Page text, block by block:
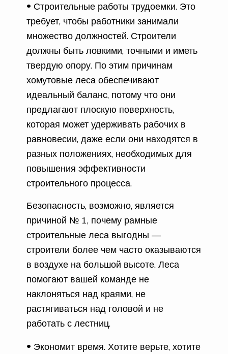
Строительные работы трудоемки. Это
требует, чтобы работники занимали
множество должностей. Строители
должны быть ловкими, точными и иметь
твердую опору. По этим причинам
хомутовые леса обеспечивают
идеальный баланс, потому что они
предлагают плоскую поверхность,
которая может удерживать рабочих в
равновесии, даже если они находятся в
разных положениях, необходимых для
повышения эффективности
строительного процесса.
Безопасность, возможно, является
причиной № 1, почему рамные
строительные леса выгодны —
строители более чем часто оказываются
в воздухе на большой высоте. Леса
помогают вашей команде не
наклоняться над краями, не
растягиваться над головой и не
работать с лестниц.
Экономит время. Хотите верьте, хотите